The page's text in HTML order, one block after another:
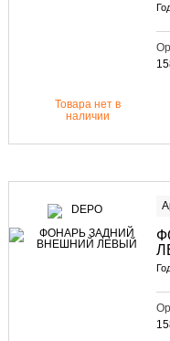
Товара нет в
наличии